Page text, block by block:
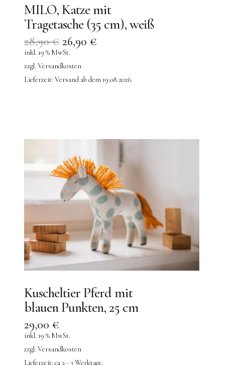
MILO, Katze mit
Tragetasche (35 cm), weiß
28,90€ 26,90 €
inkl. 19 % MwSt.
zzgl. Versandkosten
Lieferzeit: Versand ab dem 19.08.2026.
Kuscheltier Pferd mit
blauen Punkten, 25 cm
29,00 €
inkl. 19 % MwSt.
zzgl. Versandkosten
Lieferzeit: ca 2 - 3 Werktage.